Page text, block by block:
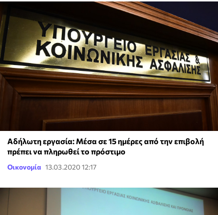
Αδήλωτη εργασία: Μέσα σε 15 ημέρες από την επιβολή
πρέπει να πληρωθεί το πρόστιμο
Οικονομία 13.03.2020 12:17